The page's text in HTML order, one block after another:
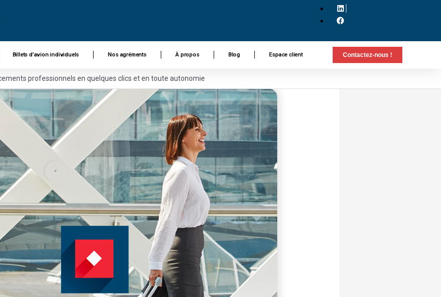
Billets d’avion individuels Nos agréments À propos Blog Espace client Contactez-nous !
professionnels en quelques clics et en toute autonomie